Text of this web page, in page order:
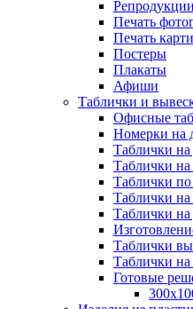
Репродукции
Печать
Печать
Постеры
Плакаты
Афиши
Таблички и
Офисные
Номерки на
Таблички на
Таблички
Таблички по
Таблички
Таблички на
Таблички
Таблички
Готовые